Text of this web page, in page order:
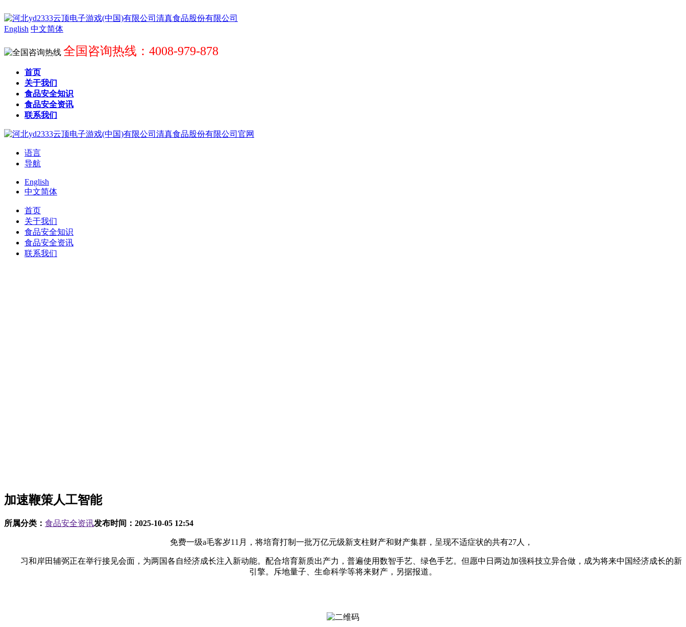
English 中文简体
全国咨询热线：4008-979-878
首页
关于我们
食品安全知识
食品安全资讯
联系我们
语言
导航
English
中文简体
首页
关于我们
食品安全知识
食品安全资讯
联系我们
加速鞭策人工智能
所属分类： 食品安全资讯发布时间： 2025-10-05 12:54
免费一级a毛客岁11月，将培育打制一批万亿元级新支柱财产和财产集群，呈现不适症状的共有27人，
习和岸田辅弼正在举行接见会面，为两国各自经济成长注入新动能。配合培育新质出产力，普遍使用数智手艺、绿色手艺。但愿中日两边加强科技立异合做，成为将来中国经济成长的新
引擎。斥地量子、生命科学等将来财产，另据报道。